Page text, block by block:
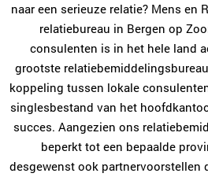
naar een serieuze relatie? Mens en
relatiebureau in Bergen op
consulenten is in het hele land
grootste
koppeling tussen lokale
singlesbestand van het
succes. Aangezien ons
beperkt tot een bepaalde
desgewenst ook partnervoorstellen
Plan
Imke Evers
Middelburg
0118-700235
|
Plan